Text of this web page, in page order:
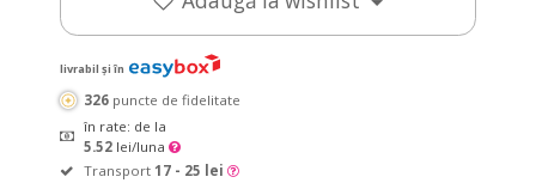
livrabil și în
326 puncte de fidelitate
în rate: de la
5.52 lei/luna
Transport 17 - 25 lei